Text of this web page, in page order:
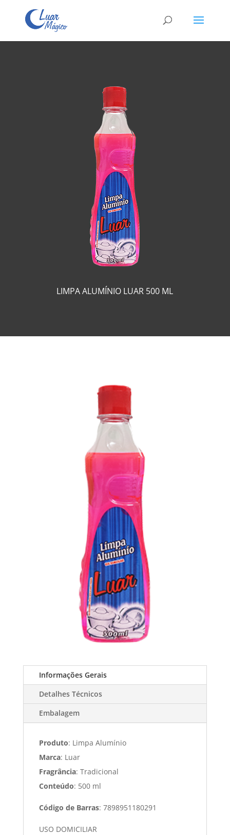
LIMPA ALUMÍNIO LUAR 500 ML
Informações Gerais
Detalhes Técnicos
Embalagem
Produto: Limpa Alumínio
Marca: Luar
Fragrância: Tradicional
Conteúdo: 500 ml
Código de Barras: 7898951180291
USO DOMICILIAR